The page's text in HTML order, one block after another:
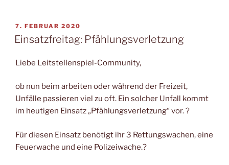
VERÖFFENTLICHT
AM
7. FEBRUAR 2020
Einsatzfreitag: Pfählungsverletzung
Liebe Leitstellenspiel-Community,
ob nun beim arbeiten oder während der Freizeit,
Unfälle passieren viel zu oft. Ein solcher Unfall kommt
im heutigen Einsatz „Pfählungsverletzung“ vor. ?
Für diesen Einsatz benötigt ihr 3 Rettungswachen, eine
Feuerwache und eine Polizeiwache.?